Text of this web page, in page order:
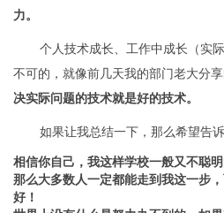
力。
个人技术成长、工作中成长（实
不可的，就像前几天我的部门老大分享
决实际问题的技术就是好的技术。
如果让我总结一下，那么希望告
相信你自己，我这样学校一般又不聪
那么大多数人一定都能走到我这一步
好！